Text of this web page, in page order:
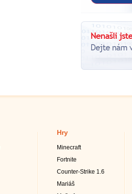
Hry
Minecraft
Fortnite
Counter-Strike 1.6
Mariáš